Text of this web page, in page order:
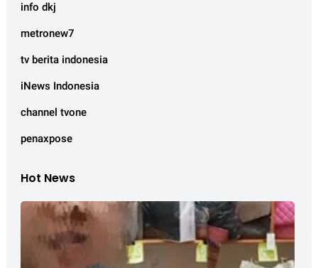
info dkj
metronew7
tv berita indonesia
iNews Indonesia
channel tvone
penaxpose
Hot News